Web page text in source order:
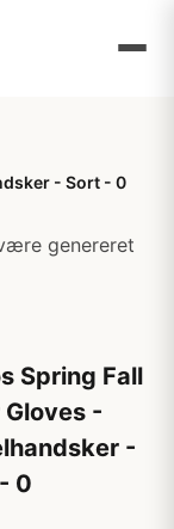
- Sort - 0
genereret
Spring Fall
Gloves -
-
0